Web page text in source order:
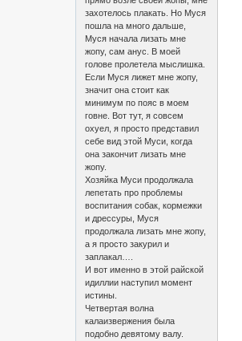
захотелось плакать. Но Муся
пошла на много дальше,
Муся начала лизать мне
жопу, сам анус. В моей
голове пролетела мыслишка.
Если Муся лижет мне жопу,
значит она стоит как
минимум по пояс в моем
говне. Вот тут, я совсем
охуел, я просто представил
себе вид этой Муси, когда
она закончит лизать мне
жопу.
Хозяйка Муси продолжала
лепетать про проблемы
воспитания собак, кормежки
и дрессуры, Муся
продолжала лизать мне жопу,
а я просто закурил и
заплакал….
И вот именно в этой райской
идиллии наступил момент
истины.
Четвертая волна
калаизвержения была
подобно девятому валу.